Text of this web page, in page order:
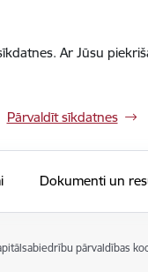
Ar Jūsu
Pārvaldīt sīkdatnes
Dokumenti un
pārvaldības